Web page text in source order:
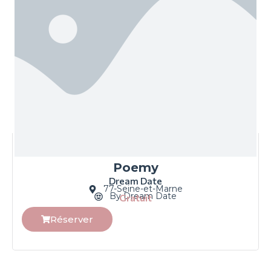
Poemy
Dream Date
77-Seine-et-Marne
By Dream Date
Gratuit
Réserver